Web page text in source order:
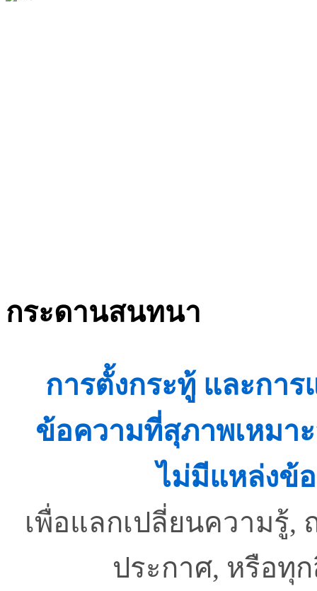
กระดานสนทนา
การตั้งกระทู้ และกา
ข้อความที่สุภาพเหมา
ไม่มีแหล่งข้
เพื่อแลกเปลี่ยนความรู้
ประกาศ, หรือทุ